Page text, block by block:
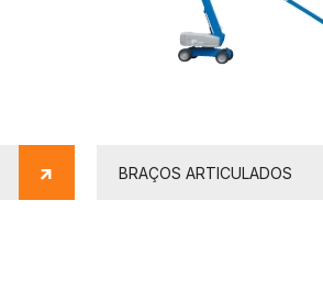
BRAÇOS ARTICULADOS